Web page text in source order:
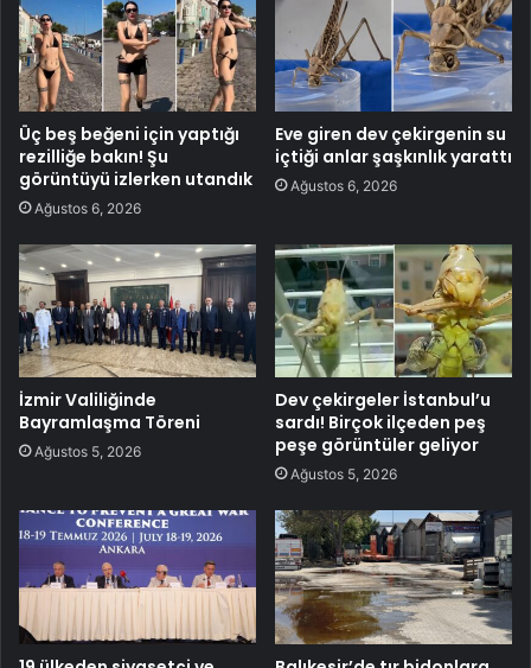
Üç beş beğeni için yaptığı
rezilliğe bakın! Şu
görüntüyü izlerken utandık
Ağustos 6, 2026
Eve giren dev çekirgenin su
içtiği anlar şaşkınlık yarattı
Ağustos 6, 2026
İzmir Valiliğinde
Bayramlaşma Töreni
Ağustos 5, 2026
Dev çekirgeler İstanbul’u
sardı! Birçok ilçeden peş
peşe görüntüler geliyor
Ağustos 5, 2026